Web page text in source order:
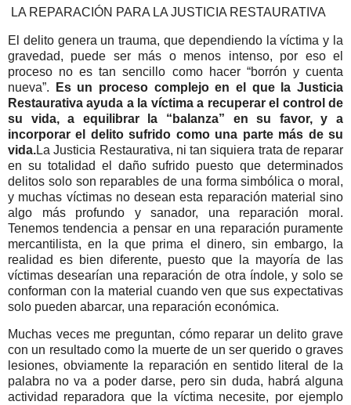
LA REPARACIÓN PARA LA JUSTICIA RESTAURATIVA
El delito genera un trauma, que dependiendo la víctima y la
gravedad, puede ser más o menos intenso, por eso el
proceso no es tan sencillo como hacer “borrón y cuenta
nueva”.
Es un proceso complejo en el que la Justicia
Restaurativa ayuda a la víctima a recuperar el control de
su vida, a equilibrar la “balanza” en su favor, y a
incorporar el delito sufrido como una parte más de su
vida.La Justicia Restaurativa, ni tan siquiera trata de reparar
en su totalidad el daño sufrido puesto que determinados
delitos solo son reparables de una forma simbólica o moral,
y muchas víctimas no desean esta reparación material sino
algo más profundo y sanador, una reparación moral.
Tenemos tendencia a pensar en una reparación puramente
mercantilista, en la que prima el dinero, sin embargo, la
realidad es bien diferente, puesto que la mayoría de las
víctimas desearían una reparación de otra índole, y solo se
conforman con la material cuando ven que sus expectativas
solo pueden abarcar, una reparación económica.
Muchas veces me preguntan, cómo reparar un delito grave
con un resultado como la muerte de un ser querido o graves
lesiones, obviamente la reparación en sentido literal de la
palabra no va a poder darse, pero sin duda, habrá alguna
actividad reparadora que la víctima necesite, por ejemplo